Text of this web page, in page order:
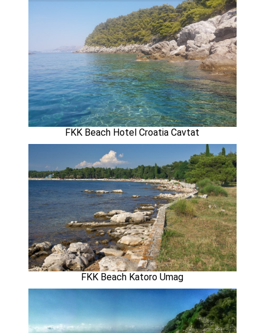
FKK Beach Hotel Croatia Cavtat
FKK Beach Katoro Umag